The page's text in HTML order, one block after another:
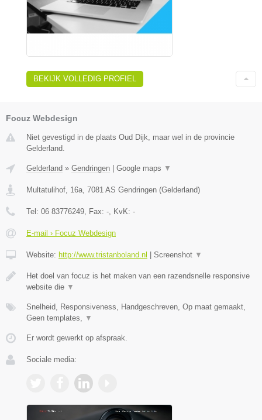
BEKIJK VOLLEDIG PROFIEL
Focuz Webdesign
Niet gevestigd in de plaats Oud Dijk, maar wel in de provincie
Gelderland.
Gelderland » Gendringen Google maps ▼
Multatulihof, 16a, 7081 AS Gendringen (Gelderland)
Tel: 06 83776249, Fax: -, KvK: -
E-mail › Focuz Webdesign
Website: http://www.tristanboland.nl Screenshot ▼
Het doel van focuz is het maken van een razendsnelle responsive
website die ▼
Snelheid, Responsiveness, Handgeschreven, Op maat gemaakt,
Geen templates, ▼
Er wordt gewerkt op afspraak.
Sociale media: